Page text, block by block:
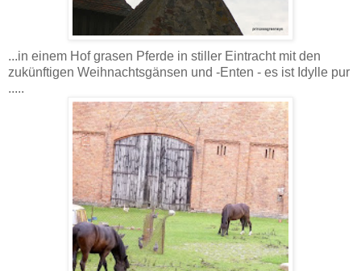
...in einem Hof grasen Pferde in stiller Eintracht mit den
zukünftigen Weihnachtsgänsen und -Enten - es ist Idylle pur
.....